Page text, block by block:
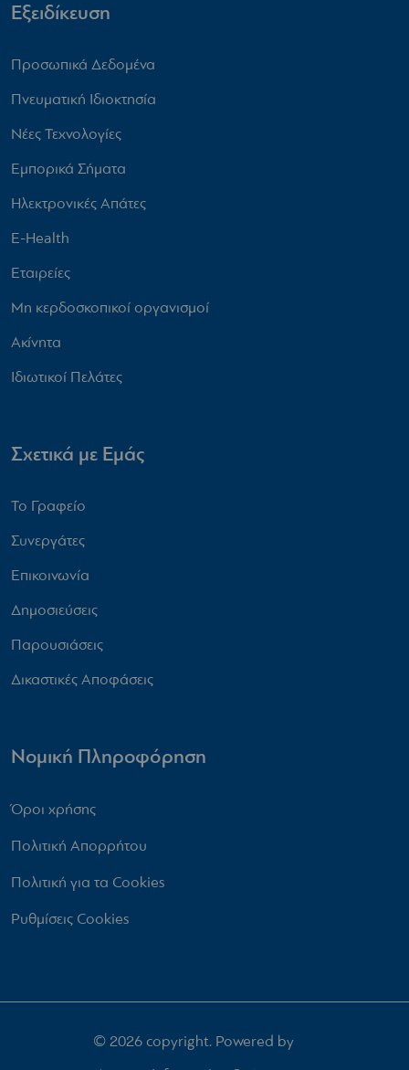
Εξειδίκευση
Προσωπικά Δεδομένα
Πνευματική Ιδιοκτησία
Νέες Τεχνολογίες
Εμπορικά Σήματα
Ηλεκτρονικές Απάτες
E-Health
Εταιρείες
Μη κερδοσκοπικοί οργανισμοί
Ακίνητα
Ιδιωτικοί Πελάτες
Σχετικά με Εμάς
Το Γραφείο
Συνεργάτες
Επικοινωνία
Δημοσιεύσεις
Παρουσιάσεις
Δικαστικές Αποφάσεις
Νομική Πληροφόρηση
Όροι χρήσης
Πολιτική Απορρήτου
Πολιτική για τα Cookies
Ρυθμίσεις Cookies
© 2026 copyright. Powered by